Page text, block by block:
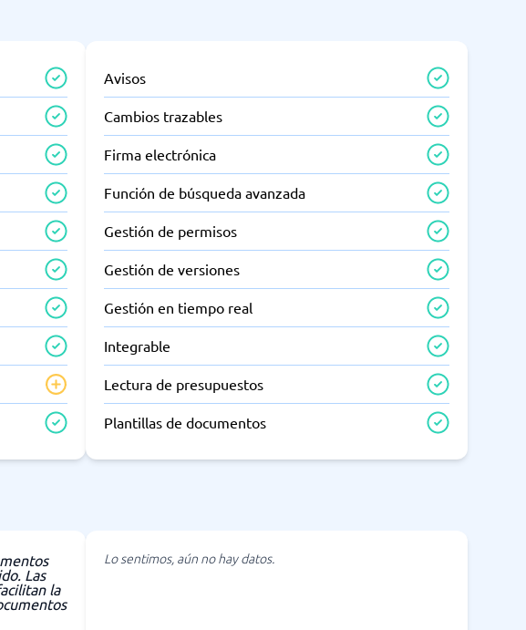
Avisos
Cambios trazables
Firma electrónica
Función de búsqueda avanzada
Gestión de permisos
Gestión de versiones
Gestión en tiempo real
Integrable
Lectura de presupuestos
Plantillas de documentos
Las
la
Lo sentimos, aún no hay datos.